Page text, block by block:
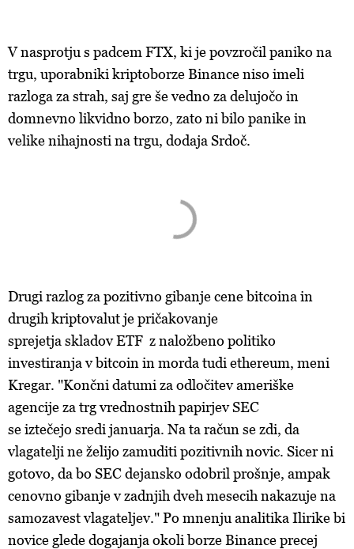
V nasprotju s padcem FTX, ki je povzročil paniko na
trgu, uporabniki kriptoborze Binance niso imeli
razloga za strah, saj gre še vedno za delujočo in
domnevno likvidno borzo, zato ni bilo panike in
velike nihajnosti na trgu, dodaja Srdoč.
Drugi razlog za pozitivno gibanje cene bitcoina in
drugih kriptovalut je pričakovanje
sprejetja skladovETF z naložbeno politiko
investiranja v bitcoin in morda tudi ethereum, meni
Kregar. "Končni datumi za odločitev ameriške
agencije za trg vrednostnih papirjev SEC
se iztečejo sredi januarja. Na ta račun se zdi, da
vlagatelji ne želijo zamuditi pozitivnih novic. Sicer ni
gotovo, da bo SEC dejansko odobril prošnje, ampak
cenovno gibanje v zadnjih dveh mesecih nakazuje na
samozavest vlagateljev." Po mnenju analitika Ilirike bi
novice glede dogajanja okoli borze Binance precej